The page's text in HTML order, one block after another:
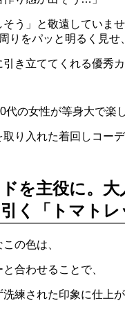
そう」と敬遠していま
りをパッと明るく見せ、
き立ててくれる優秀
の女性が等身大で楽
取り入れた着回しコー
を主役に。
く「トマトレ
の色は、
合わせることで、
練された印象に仕上が